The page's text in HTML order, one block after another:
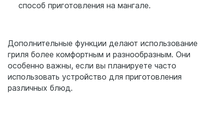
способ приготовления на мангале.
Дополнительные функции делают использование
гриля более комфортным и разнообразным. Они
особенно важны, если вы планируете часто
использовать устройство для приготовления
различных блюд.